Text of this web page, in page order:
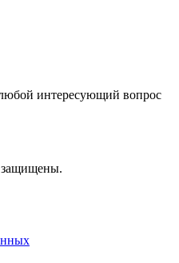
интересующий вопрос